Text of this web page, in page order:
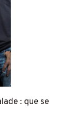
: que se